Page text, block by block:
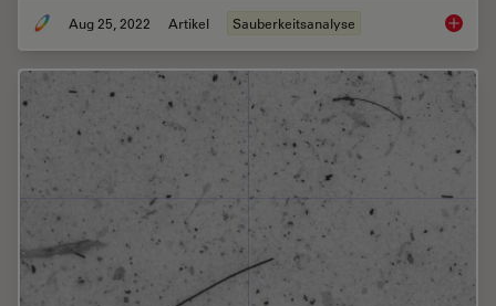
Aug 25, 2022 Artikel Sauberkeitsanalyse Factors